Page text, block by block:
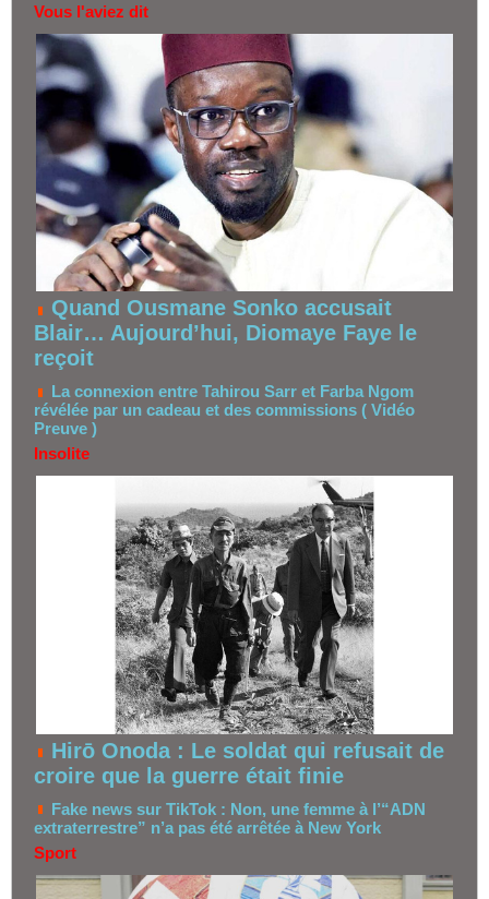
Vous l'aviez dit
Quand Ousmane Sonko accusait
Blair… Aujourd’hui, Diomaye Faye le
reçoit
La connexion entre Tahirou Sarr et Farba Ngom
révélée par un cadeau et des commissions ( Vidéo
Preuve )
Insolite
Hirō Onoda : Le soldat qui refusait de
croire que la guerre était finie
Fake news sur TikTok : Non, une femme à l’“ADN
extraterrestre” n’a pas été arrêtée à New York
Sport